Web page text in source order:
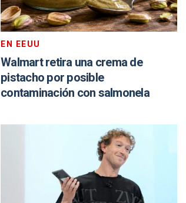
EN EEUU
Walmart retira una crema de
pistacho por posible
contaminación con salmonela